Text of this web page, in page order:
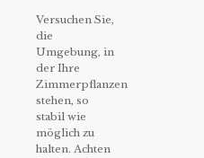
Versuchen Sie,
die
Umgebung, in
der Ihre
Zimmerpflanzen
stehen, so
stabil wie
möglich zu
halten. Achten